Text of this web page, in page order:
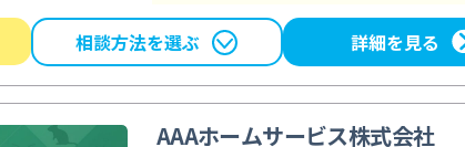
相談方法を選ぶ 詳細を見る
AAAホームサービス株式会社